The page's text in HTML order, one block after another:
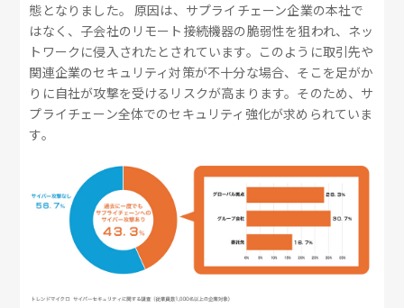
態となりました。 原因は、サプライチェーン企業の本社で
はなく、子会社のリモート接続機器の脆弱性を狙われ、ネッ
トワークに侵入されたとされています。このように取引先や
関連企業のセキュリティ対策が不十分な場合、そこを足がか
りに自社が攻撃を受けるリスクが高まります。そのため、サ
プライチェーン全体でのセキュリティ強化が求められていま
す。